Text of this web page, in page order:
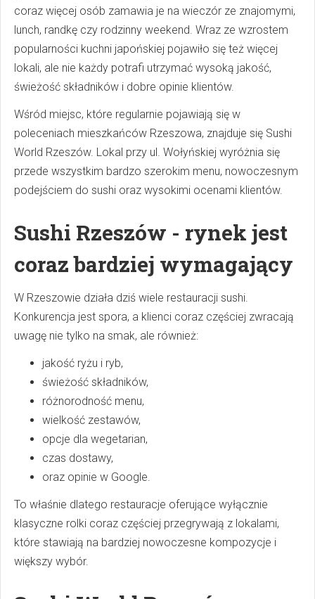
coraz więcej osób zamawia je na wieczór ze znajomymi,
lunch, randkę czy rodzinny weekend. Wraz ze wzrostem
popularności kuchni japońskiej pojawiło się też więcej
lokali, ale nie każdy potrafi utrzymać wysoką jakość,
świeżość składników i dobre opinie klientów.
Wśród miejsc, które regularnie pojawiają się w
poleceniach mieszkańców Rzeszowa, znajduje się Sushi
World Rzeszów. Lokal przy ul. Wołyńskiej wyróżnia się
przede wszystkim bardzo szerokim menu, nowoczesnym
podejściem do sushi oraz wysokimi ocenami klientów.
Sushi Rzeszów - rynek jest
coraz bardziej wymagający
W Rzeszowie działa dziś wiele restauracji sushi.
Konkurencja jest spora, a klienci coraz częściej zwracają
uwagę nie tylko na smak, ale również:
jakość ryżu i ryb,
świeżość składników,
różnorodność menu,
wielkość zestawów,
opcje dla wegetarian,
czas dostawy,
oraz opinie w Google.
To właśnie dlatego restauracje oferujące wyłącznie
klasyczne rolki coraz częściej przegrywają z lokalami,
które stawiają na bardziej nowoczesne kompozycje i
większy wybór.